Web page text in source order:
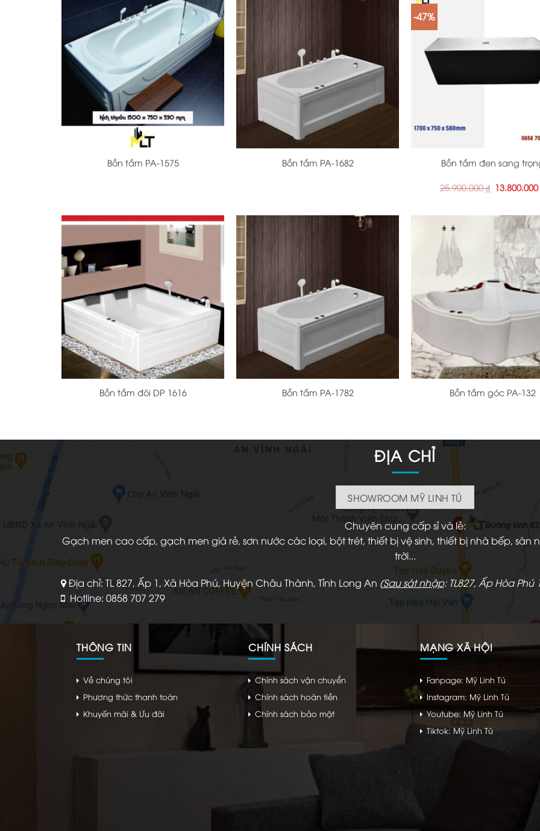
Bồn tắm PA-1575 Bồn tắm PA-1682
-47%
Bồn tắm đen sang
25.900.000₫ Giá
gốc
Bồn tắm đôi DP 1616 Bồn tắm PA-1782
+
Bồn tắm góc PA-132
ĐỊA CHỈ
SHOWROOM MỸ LINH TÚ
Chuyên cung cấp sỉ và lẻ:
Gạch men cao cấp, gạch men giá rẻ, sơn nước các loại, bột trét, thiết bị vệ sinh, thiết bị nhà bếp,
trời...
Địa chỉ: TL 827, Ấp 1, Xã Hòa Phú, Huyện Châu Thành, Tỉnh Long An (Sau sát nhập: TL827, Ấp Hòa Phú
Hotline: 0858 707 279
THÔNG TIN
Về chúng tôi
Phương thức thanh toán
Khuyến mãi & Ưu đãi
CHÍNH SÁCH
Chính sách vận chuyển
Chính sách hoàn tiền
Chính sách bảo mật
MẠNG XÃ HỘI
Fanpage: Mỹ Linh Tú
Instagram: Mỹ Linh Tú
Youtube: Mỹ Linh Tú
Tiktok: Mỹ Linh Tú